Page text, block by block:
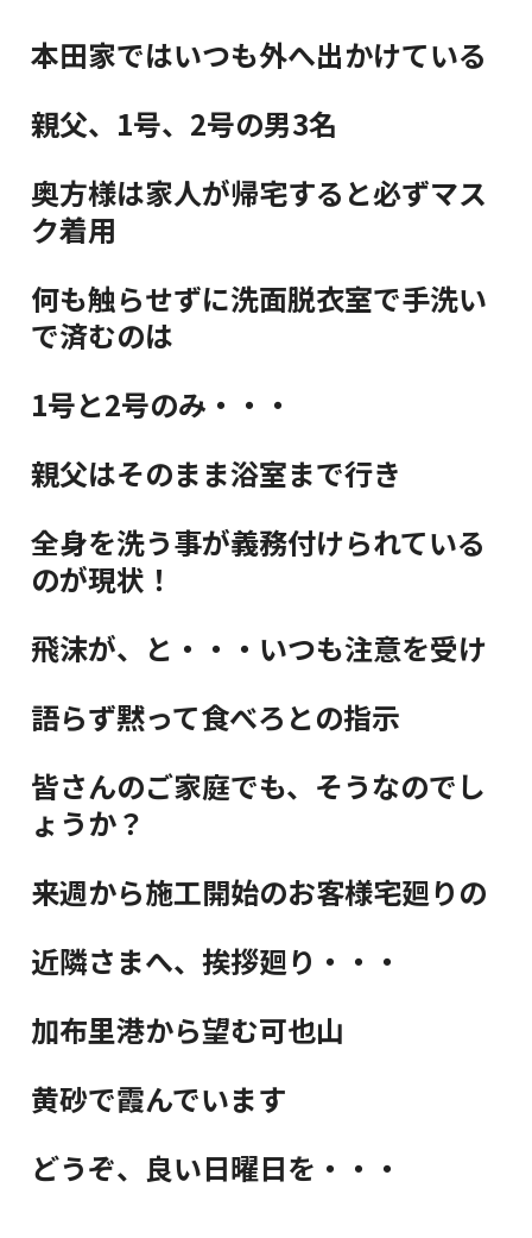
本田家ではいつも外へ出かけている
親父、1号、2号の男3名
奥方様は家人が帰宅すると必ずマス
ク着用
何も触らせずに洗面脱衣室で手洗い
で済むのは
1号と2号のみ・・・
親父はそのまま浴室まで行き
全身を洗う事が義務付けられている
のが現状！
飛沫が、と・・・いつも注意を受け
語らず黙って食べろとの指示
皆さんのご家庭でも、そうなのでし
ょうか？
来週から施工開始のお客様宅廻りの
近隣さまへ、挨拶廻り・・・
加布里港から望む可也山
黄砂で霞んでいます
どうぞ、良い日曜日を・・・